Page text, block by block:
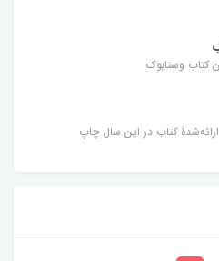
کتاب وستابوک
کتاب در این سال چاپ